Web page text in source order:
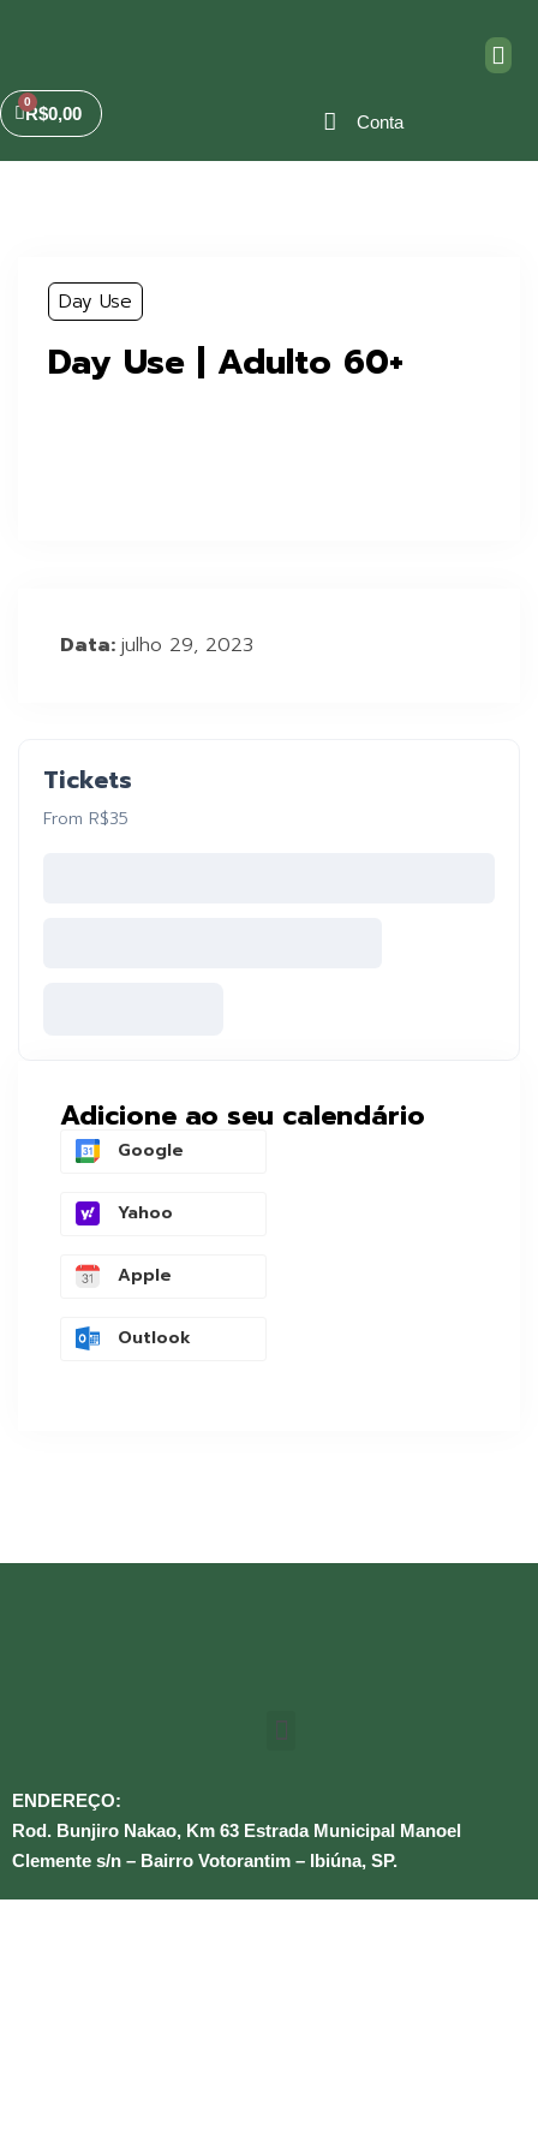
R$0,00 Conta
Day Use
Day Use | Adulto 60+
Data: julho 29, 2023
Tickets
From R$35
Adicione ao seu calendário
Google
Yahoo
Apple
Outlook
ENDEREÇO:
Rod. Bunjiro Nakao, Km 63 Estrada Municipal Manoel
Clemente s/n – Bairro Votorantim – Ibiúna, SP.